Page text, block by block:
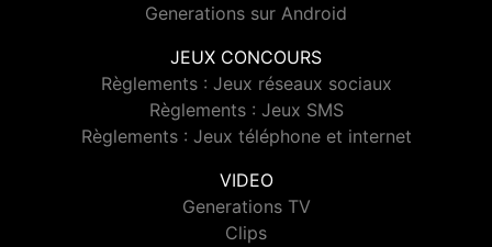
Generations sur Android
JEUX CONCOURS
Règlements : Jeux réseaux sociaux
Règlements : Jeux SMS
Règlements : Jeux téléphone et internet
VIDEO
Generations TV
Clips